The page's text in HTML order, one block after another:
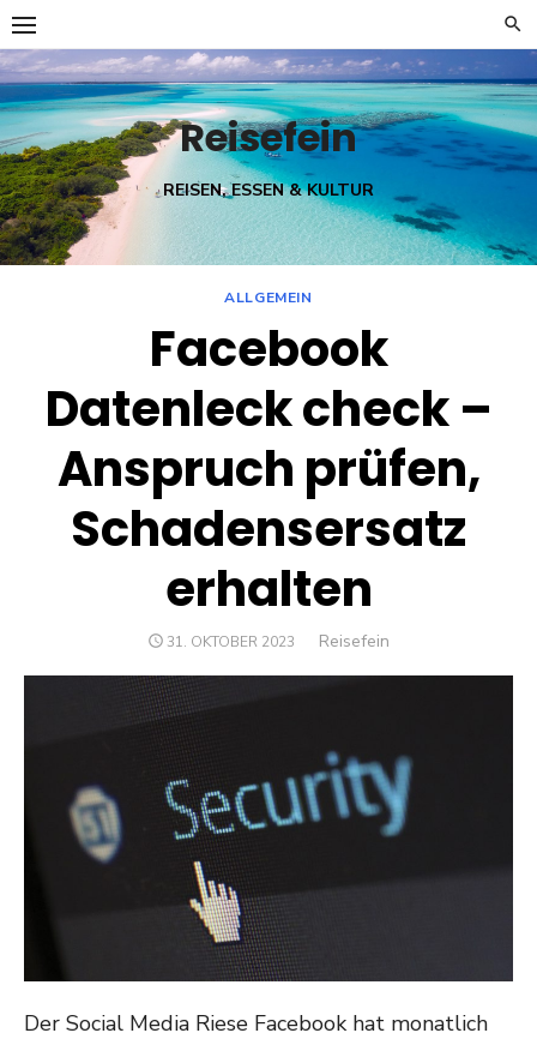
Skip
to
content
Reisefein
REISEN, ESSEN & KULTUR
ALLGEMEIN
Facebook
Datenleck check –
Anspruch prüfen,
Schadensersatz
erhalten
POSTED
31. OKTOBER 2023 Author
Reisefein
Der Social Media Riese Facebook hat monatlich